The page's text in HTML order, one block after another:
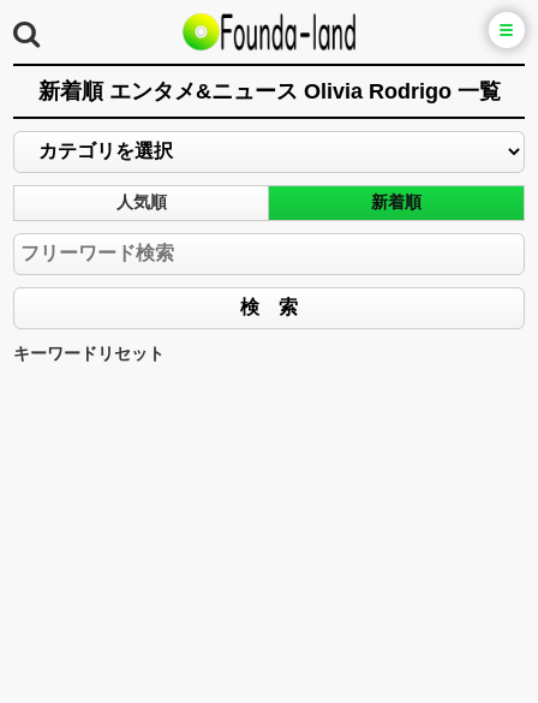
新着順 エンタメ&ニュース Olivia Rodrigo 一覧
人気順 新着順
キーワードリセット